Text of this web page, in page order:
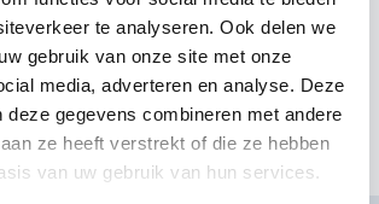
te analyseren. Ook delen we
gebruik van onze site met onze
media, adverteren en analyse. Deze
deze gegevens combineren met andere
ze heeft verstrekt of die ze hebben
van uw gebruik van hun services.
Zakelijk event DJ Paul
Limbricht
Limbricht
Toon meer klantervaringen